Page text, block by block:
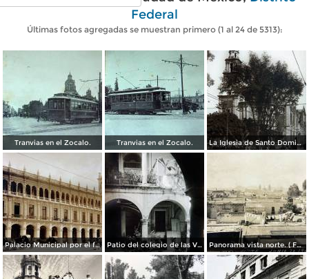
Federal
Últimas fotos agregadas se muestran primero (1 al 24 de 5313):
Tranvias en el Zocalo. Tranvias en el Zocalo. La Iglesia de Santo Domingo.
Palacio Municipal por el fotografo Hugo Brehme.. Patio del colegio de las Vizcainas por el fotografo Hugo Brehme. Panorama vista norte. ( Fechada el 20 de Junio de 1905 ).